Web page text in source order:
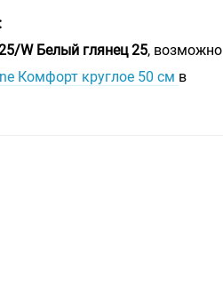
W Белый глянец 25, возможно
Комфорт круглое 50 см в